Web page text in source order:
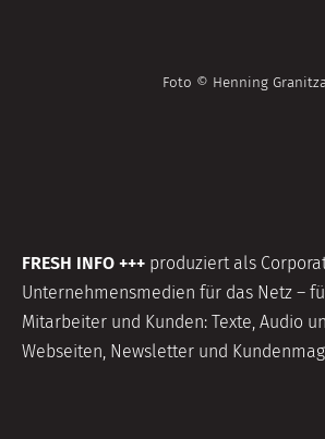
Foto © Henning
FRESH INFO +++ produziert als
Unternehmensmedien für das Netz –
Mitarbeiter und Kunden: Texte, Audio
Webseiten, Newsletter und